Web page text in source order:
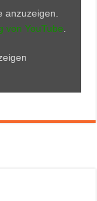
anzuzeigen.
von YouTube